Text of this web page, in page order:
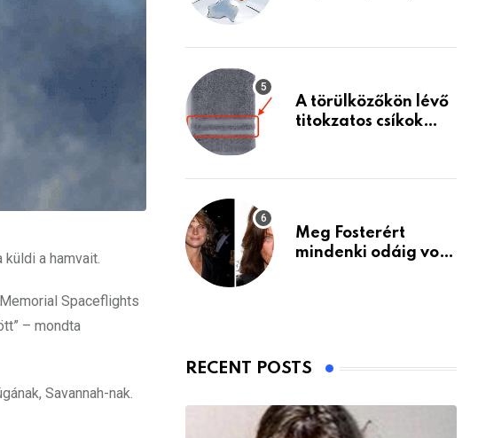
a hamvait.
Spaceflights
– mondta
Savannah-nak.
A törülközőkön lévő
titokzatos csíkok
Meg Fosterért
mindenki odáig volt
RECENT POSTS